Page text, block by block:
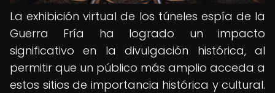
La exhibición virtual de los túneles espía de la
Guerra Fría ha logrado un impacto
significativo en la divulgación histórica, al
permitir que un público más amplio acceda a
estos sitios de importancia histórica y cultural.